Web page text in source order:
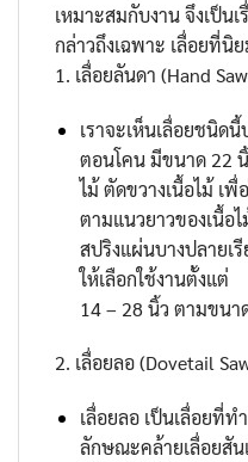
เหมาะสมกับงาน จึงเป็น
กล่าวถึงเฉพาะ เลื่อยที่นิ
1. เลื่อยลันดา (Hand
เราจะเห็นเลื่อยชนิด
ตอนโคน มีขนาด 22
ไม้ ตัดขวางเนื้อไม้ เ
ตามแนวยาวของเนื้อ
สปริงแผ่นบางปลายเ
ให้เลือกใช้งานตั้งแต่
14 – 28 นิ้ว ตามขนา
2. เลื่อยลอ (Dovetail
เลื่อยลอ เป็นเลื่อยที่
ลักษณะคล้ายเลื่อยสั